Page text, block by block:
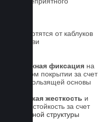
Не портятся от каблуков
на обуви
Надежная фиксация на
штатном покрытии за счет
антискользящей основы
Высокая жесткость и
износостойкость за счет
5-слойной структуры